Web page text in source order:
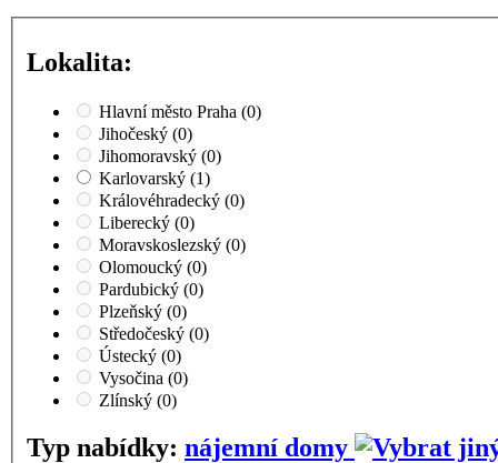
Lokalita:
Hlavní město Praha (0)
Jihočeský (0)
Jihomoravský (0)
Karlovarský (1)
Královéhradecký (0)
Liberecký (0)
Moravskoslezský (0)
Olomoucký (0)
Pardubický (0)
Plzeňský (0)
Středočeský (0)
Ústecký (0)
Vysočina (0)
Zlínský (0)
Typ nabídky: nájemní domy